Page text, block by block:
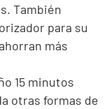
También
para su
más
15 minutos
otras formas de